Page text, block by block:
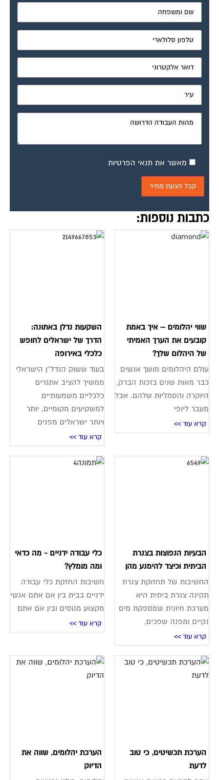
מאשר את תנאי הפרטיות
כתבות נוספות:
שווי יהלומים – איך באמת
קובעים את הערך האמיתי
של היהלום שלך?
עולם היהלומים מושך אנשים
כבר מאות שנים בזכות הברק,
היוקרה והסמליות שלהם. אבל
מעבר ליופי
קרא עוד >>
השקעות נדלן באתונה:
הדרך של ישראלים לחופש
כלכלי באירופה
בעוד ששוק הנדל”ן הישראלי
ממשיך להציב אתגרים
כלכליים משמעותיים
למשקיעים מקומיים, יותר
ויותר ישראלים מפנים
קרא עוד >>
הבעיות הנפוצות בצנרת
הביתית וכיצד להימנע מהן
החשיבות של תחזוקת צנרת
תקינה צנרת ביתית היא
מערכת חיונית שמספקת מים
נקיים ומפנה שפכים,
קרא עוד >>
כלי עבודה ידניים - מה כדאי
ומה מומלץ?
חשיבות החזקת כלי עבודה
ידניים בבית בין אם אתם אנשי
מקצוע מנוסים ובין אם אתם
קרא עוד >>
הערכת תכשיטים, כי טוב
לדעת
הערכת יהלומים, שווה את
הדיוק